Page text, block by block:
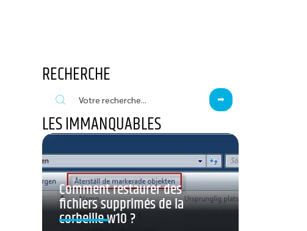
RECHERCHE
LES IMMANQUABLES
Comment restaurer des
fichiers supprimés de la
corbeille w10 ?